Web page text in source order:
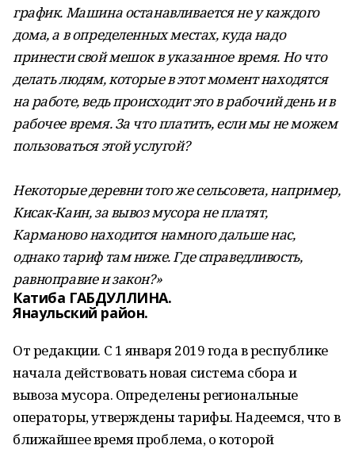
график. Машина останавливается не у каждого
дома, а в определенных местах, куда надо
принести свой мешок в указанное время. Но что
делать людям, которые в этот момент находятся
на работе, ведь происходит это в рабочий день и в
рабочее время. За что платить, если мы не можем
пользоваться этой услугой?
Некоторые деревни того же сельсовета, например,
Кисак-Каин, за вывоз мусора не платят,
Карманово находится намного дальше нас,
однако тариф там ниже. Где справедливость,
равноправие и закон?»
Катиба ГАБДУЛЛИНА.
Янаульский район.
От редакции. С 1 января 2019 года в республике
начала действовать новая система сбора и
вывоза мусора. Определены региональные
операторы, утверждены тарифы. Надеемся, что в
ближайшее время проблема, о которой